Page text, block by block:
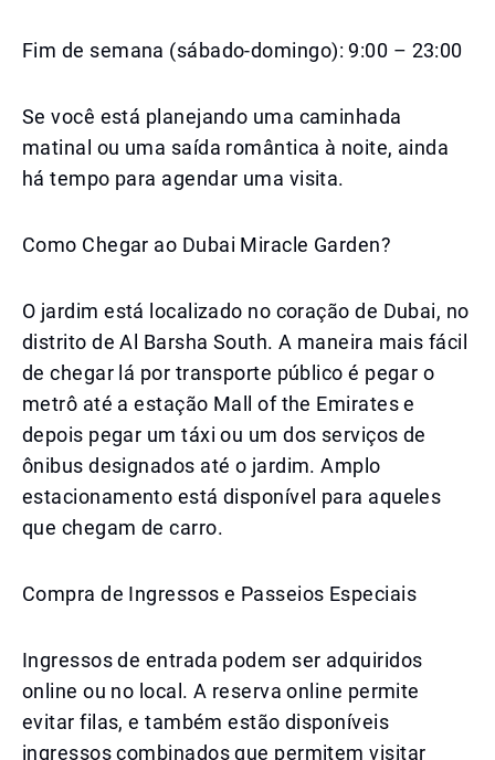
Fim de semana (sábado-domingo): 9:00 – 23:00
Se você está planejando uma caminhada
matinal ou uma saída romântica à noite, ainda
há tempo para agendar uma visita.
Como Chegar ao Dubai Miracle Garden?
O jardim está localizado no coração de Dubai, no
distrito de Al Barsha South. A maneira mais fácil
de chegar lá por transporte público é pegar o
metrô até a estação Mall of the Emirates e
depois pegar um táxi ou um dos serviços de
ônibus designados até o jardim. Amplo
estacionamento está disponível para aqueles
que chegam de carro.
Compra de Ingressos e Passeios Especiais
Ingressos de entrada podem ser adquiridos
online ou no local. A reserva online permite
evitar filas, e também estão disponíveis
ingressos combinados que permitem visitar